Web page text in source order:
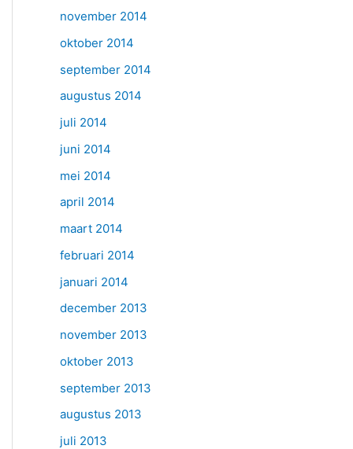
november 2014
oktober 2014
september 2014
augustus 2014
juli 2014
juni 2014
mei 2014
april 2014
maart 2014
februari 2014
januari 2014
december 2013
november 2013
oktober 2013
september 2013
augustus 2013
juli 2013